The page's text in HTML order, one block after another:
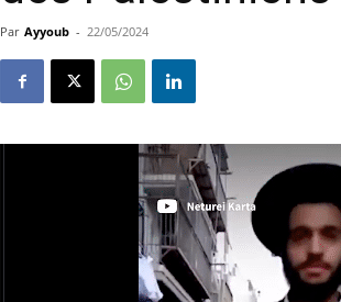
Par Ayyoub - 22/05/2024